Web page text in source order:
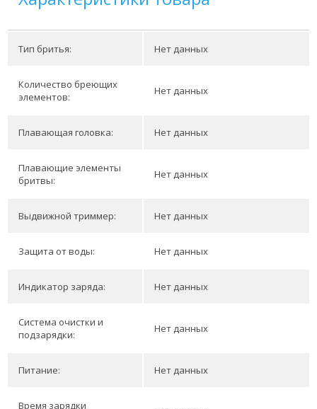
Тип бритья: Нет данных
Количество бреющих
элементов:
Нет данных
Плавающая головка: Нет данных
Плавающие элементы
бритвы:
Нет данных
Выдвижной триммер: Нет данных
Защита от воды: Нет данных
Индикатор заряда: Нет данных
Система очистки и
подзарядки:
Нет данных
Питание: Нет данных
Время зарядки